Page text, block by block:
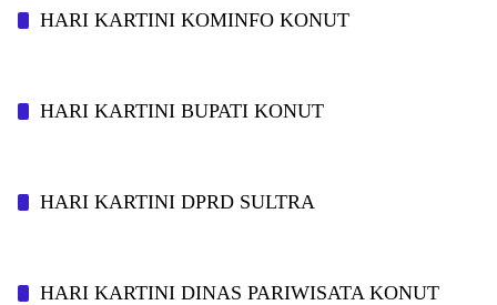
HARI KARTINI KOMINFO KONUT
HARI KARTINI BUPATI KONUT
HARI KARTINI DPRD SULTRA
HARI KARTINI DINAS PARIWISATA KONUT